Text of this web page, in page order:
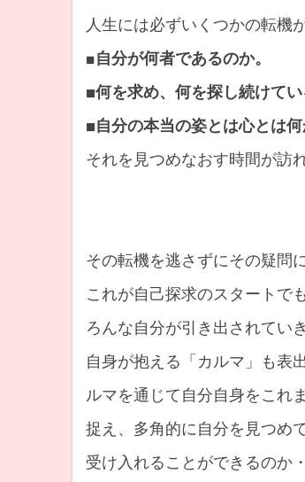
人生には必ずいくつかの転機
■自分が何者であるのか。
■何を求め、何を探し続けてい
■自分の本当の姿とは心とは何
それを見つめなおす時間が訪
その転機を逃さずにその疑問
これが自己探求のスタートで
ろんな自分が引き出されてい
自身が抱える「カルマ」も表
ルマを通じて自分自身をこれ
捉え、多角的に自分を見つめ
受け入れることができるのか